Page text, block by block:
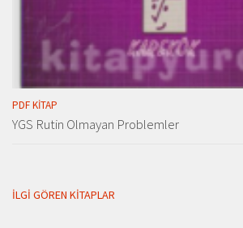
PDF KITAP
YGS Rutin Olmayan Problemler
İLGI GÖREN KITAPLAR